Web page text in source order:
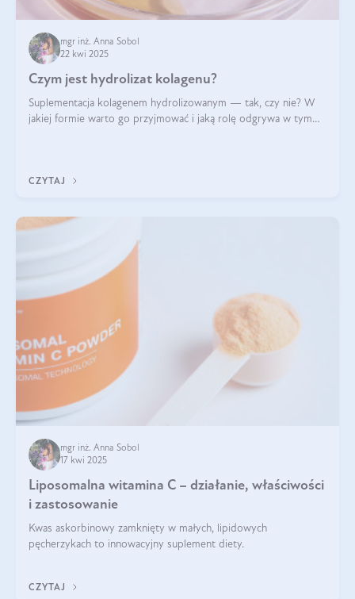
mgr inż. Anna Sobol
22 kwi 2025
Czym jest hydrolizat kolagenu?
Suplementacja kolagenem hydrolizowanym — tak, czy nie? W
jakiej formie warto go przyjmować i jaką rolę odgrywa w tym
CZYTAJ
mgr inż. Anna Sobol
17 kwi 2025
Liposomalna witamina C – działanie, właściwości
i zastosowanie
Kwas askorbinowy zamknięty w małych, lipidowych
pęcherzykach to innowacyjny suplement diety.
CZYTAJ